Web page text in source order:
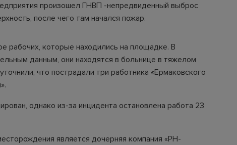
произошел ГНВП -непредвиденный выброс
после чего там начался пожар.
рабочих, которые находились на площадке. В
данным, они находятся в больнице в тяжелом
что пострадали три работника «Ермаковского
однако из-за инцидента остановлена работа 23
является дочерняя компания «РН-